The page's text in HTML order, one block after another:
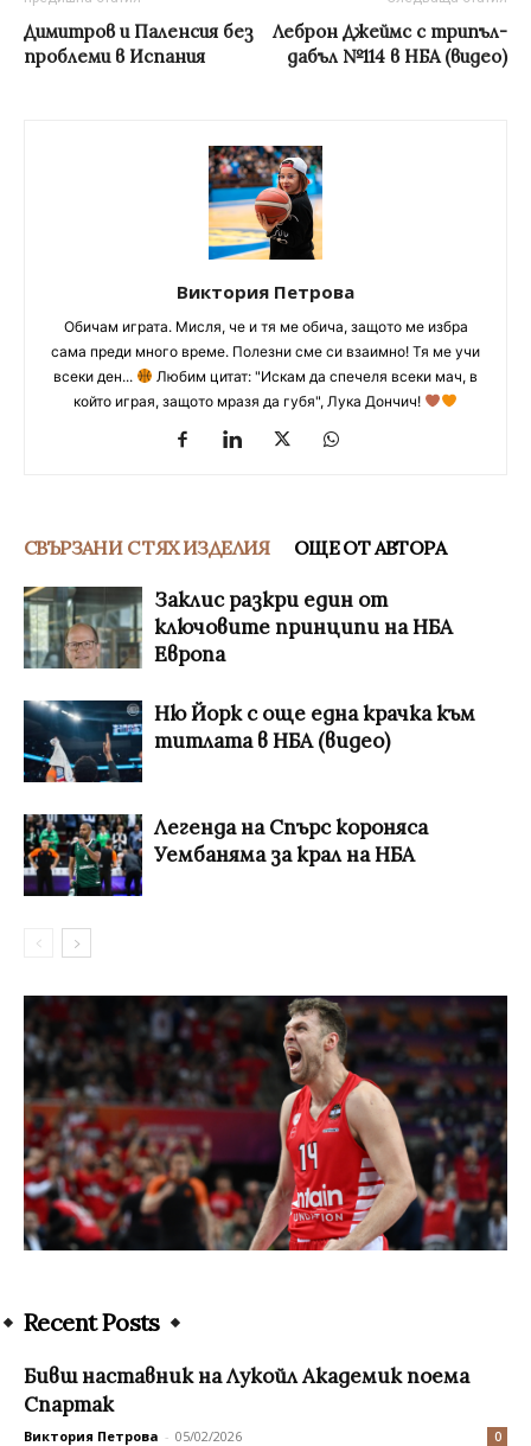
Димитров и Паленсия без
проблеми в Испания
Леброн Джеймс с трипъл-
дабъл №114 в НБА (видео)
Виктория Петрова
Обичам играта. Мисля, че и тя ме обича, защото ме избра
сама преди много време. Полезни сме си взаимно! Тя ме учи
всеки ден...
Любим цитат: "Искам да спечеля всеки мач, в
който играя, защото мразя да губя", Лука Дончич!
СВЪРЗАНИ С ТЯХ ИЗДЕЛИЯ ОЩЕ ОТ АВТОРА
Заклис разкри един от
ключовите принципи на НБА
Европа
Ню Йорк с още една крачка към
титлата в НБА (видео)
Легенда на Спърс короняса
Уембаняма за крал на НБА
Recent Posts
Бивш наставник на Лукойл Академик поема
Спартак
Виктория Петрова - 05/02/2026 0